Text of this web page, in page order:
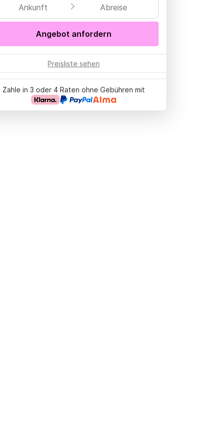
Ankunft Abreise
Angebot anfordern
Preisliste sehen
Zahle in 3 oder 4 Raten ohne Gebühren mit